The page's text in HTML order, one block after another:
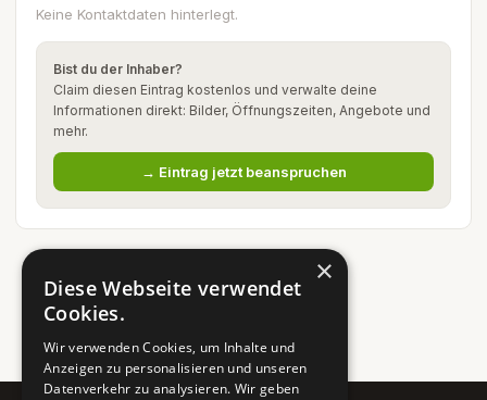
Keine Kontaktdaten hinterlegt.
Bist du der Inhaber?
Claim diesen Eintrag kostenlos und verwalte deine
Informationen direkt: Bilder, Öffnungszeiten, Angebote und
mehr.
→ Eintrag jetzt beanspruchen
×
Diese Webseite verwendet
Cookies.
Wir verwenden Cookies, um Inhalte und
Anzeigen zu personalisieren und unseren
Datenverkehr zu analysieren. Wir geben